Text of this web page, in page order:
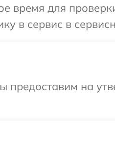
время для
в сервис в
предоставим на